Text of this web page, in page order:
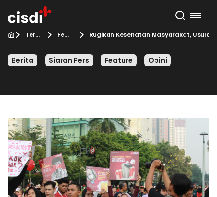
Terbaru Feature Rugikan Kesehatan Masyarakat,
Berita Siaran Pers Feature Opini